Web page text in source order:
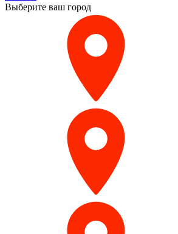
Выберите ваш город